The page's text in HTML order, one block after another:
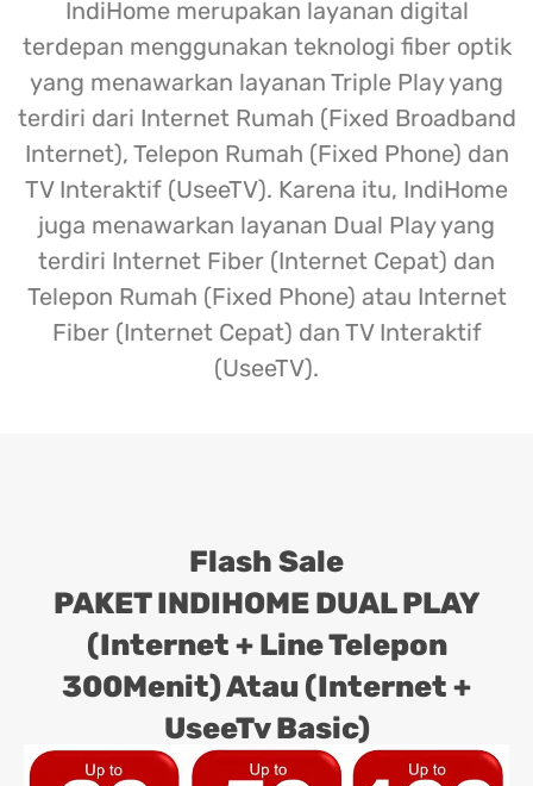
IndiHome merupakan layanan digital
terdepan menggunakan teknologi fiber optik
yang menawarkan layanan Triple Play yang
terdiri dari Internet Rumah (Fixed Broadband
Internet), Telepon Rumah (Fixed Phone) dan
TV Interaktif (UseeTV). Karena itu, IndiHome
juga menawarkan layanan Dual Play yang
terdiri Internet Fiber (Internet Cepat) dan
Telepon Rumah (Fixed Phone) atau Internet
Fiber (Internet Cepat) dan TV Interaktif
(UseeTV).
Flash Sale
PAKET INDIHOME DUAL PLAY
(Internet + Line Telepon
300Menit) Atau (Internet +
UseeTv Basic)